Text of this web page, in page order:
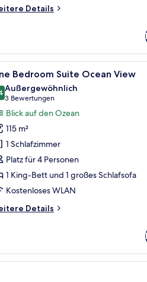
Details
eine Schiebetür.
Fernseher, einem Deckenventilator und
7 Bedroom Suite Ocean View
von 10
Außergewöhnlich
3 Bewertungen
(3
Bewertungen)
Blick auf den Ozean
115 m²
1 Schlafzimmer
Platz für 4 Personen
1 King-Bett und 1 großes Schlafsofa
Kostenloses WLAN
Details